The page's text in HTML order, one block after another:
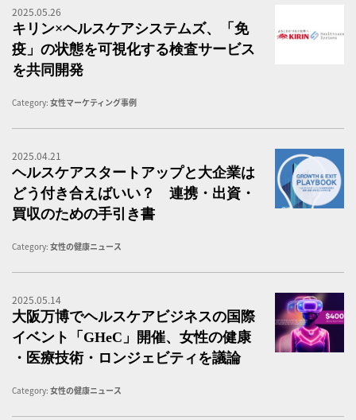
2025.05.26
キリン×ヘルスケアシステムズ、「免
疫」の状態を可視化する検査サービス
を共同開発
Category: 女性マーケティング事例
2025.04.21
ヘルスケアスタートアップと大企業は
どう付き合えばいい？ 連携・出資・
買収のための手引き書
Category: 女性の健康ニュース
2025.05.14
大阪万博でヘルスケアビジネスの国際
イベント「GHeC」開催、女性の健康
・医療技術・ロンジェビティを議論
Category: 女性の健康ニュース